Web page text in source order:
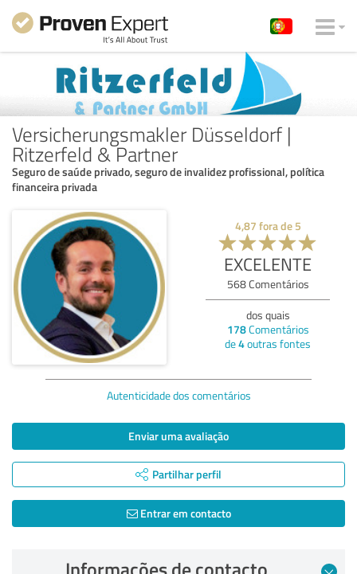
Versicherungsmakler Düsseldorf |
Ritzerfeld & Partner
Seguro de saúde privado, seguro de invalidez profissional, política
financeira privada
4,87 fora de 5
EXCELENTE
568Comentários
dos quais
178Comentários
de4outras fontes
Autenticidade dos comentários
Enviar uma avaliação
Partilhar perfil
Entrar em contacto